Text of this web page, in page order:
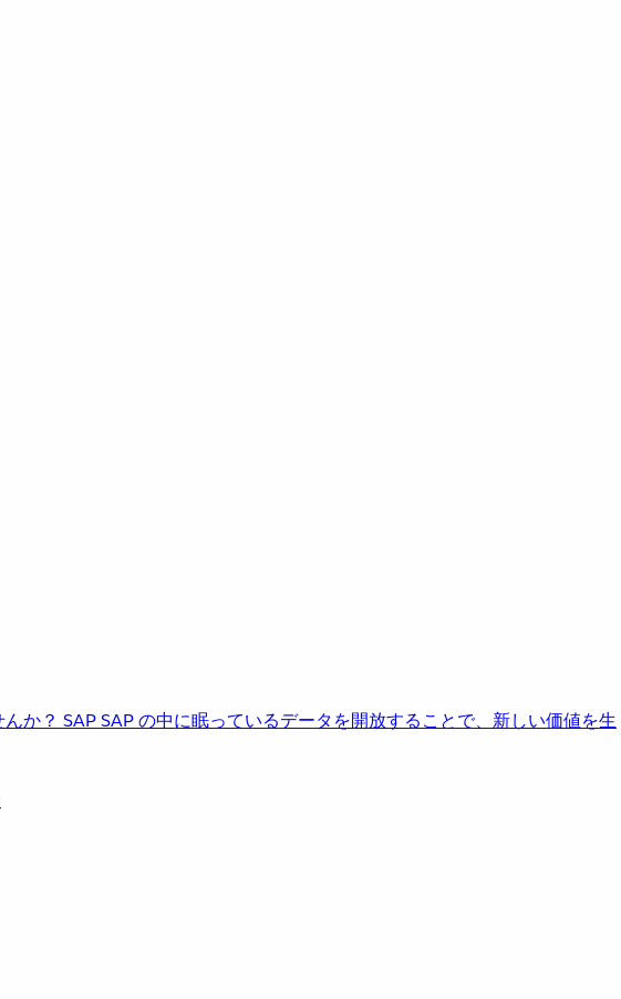
か？ SAPSAP の中に眠っているデータを開放することで、新しい価値を生